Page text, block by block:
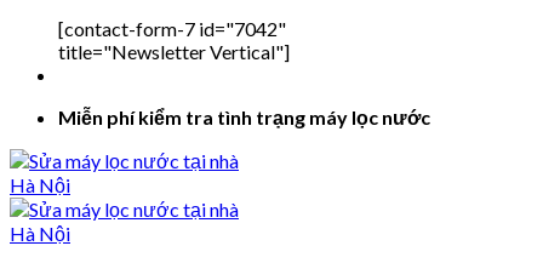
[contact-form-7 id="7042"
title="Newsletter Vertical"]
Miễn phí kiểm tra tình trạng máy lọc nước